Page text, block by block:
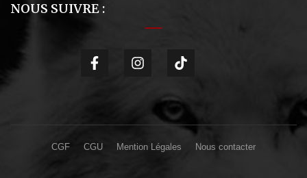
NOUS SUIVRE :
CGF CGU Mention Légales Nous contacter